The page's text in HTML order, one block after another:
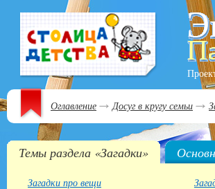
Оглавление Досуг в кругу семьи
Темы раздела «Загадки»
Загадки про вещи